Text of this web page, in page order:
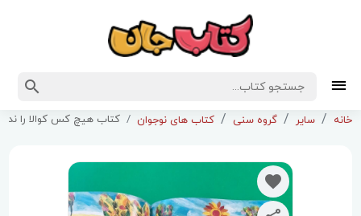
خانه سایر گروه سنی کتاب های نوجوان کتاب هیچ کس کوالا را